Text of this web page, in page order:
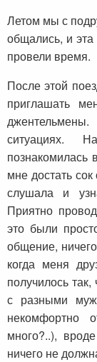
Летом мы с
общались, и
провели время.
После этой
приглашать
ситуациях.
познакомилась
мне достать
слушала и
Приятно
это были
общение,
когда меня
получилось
с разными
некомфортно
много?..),
ничего не